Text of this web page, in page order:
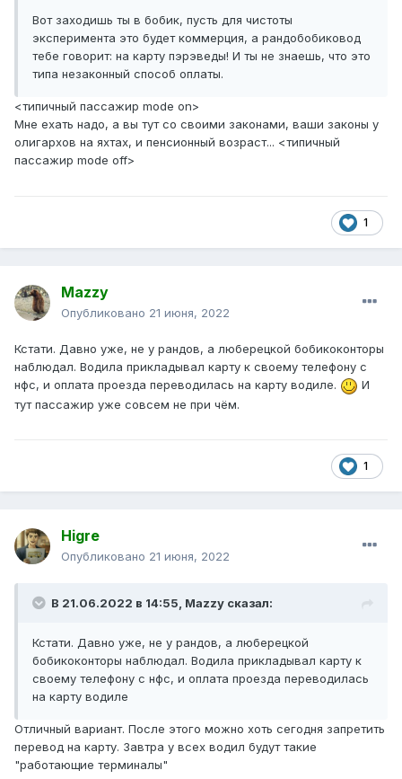
Вот заходишь ты в бобик, пусть для чистоты
эксперимента это будет коммерция, а рандобобиковод
тебе говорит: на карту пэрэведы! И ты не знаешь, что это
типа незаконный способ оплаты.
<типичный пассажир mode on>
Мне ехать надо, а вы тут со своими законами, ваши законы у
олигархов на яхтах, и пенсионный возраст... <типичный
пассажир mode off>
1
Mazzy
Опубликовано 21 июня, 2022
Кстати. Давно уже, не у рандов, а люберецкой бобикоконторы
наблюдал. Водила прикладывал карту к своему телефону с
нфс, и оплата проезда переводилась на карту водиле.
И
тут пассажир уже совсем не при чём.
1
Higre
Опубликовано 21 июня, 2022
В 21.06.2022 в 14:55, Mazzy сказал:
Кстати. Давно уже, не у рандов, а люберецкой
бобикоконторы наблюдал. Водила прикладывал карту к
своему телефону с нфс, и оплата проезда переводилась
на карту водиле
Отличный вариант. После этого можно хоть сегодня запретить
перевод на карту. Завтра у всех водил будут такие
"работающие терминалы"